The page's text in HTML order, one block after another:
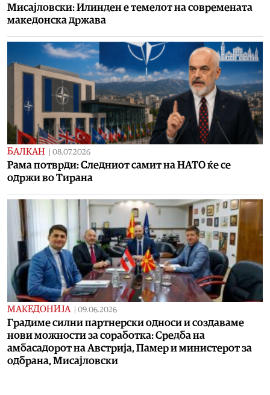
Мисајловски: Илинден е темелот на современата
македонска држава
БАЛКАН 08.07.2026
Рама потврди: Следниот самит на НАТО ќе се
одржи во Тирана
МАКЕДОНИЈА 09.06.2026
Градиме силни партнерски односи и создаваме
нови можности за соработка: Средба на
амбасадорот на Австрија, Памер и министерот за
одбрана, Мисајловски